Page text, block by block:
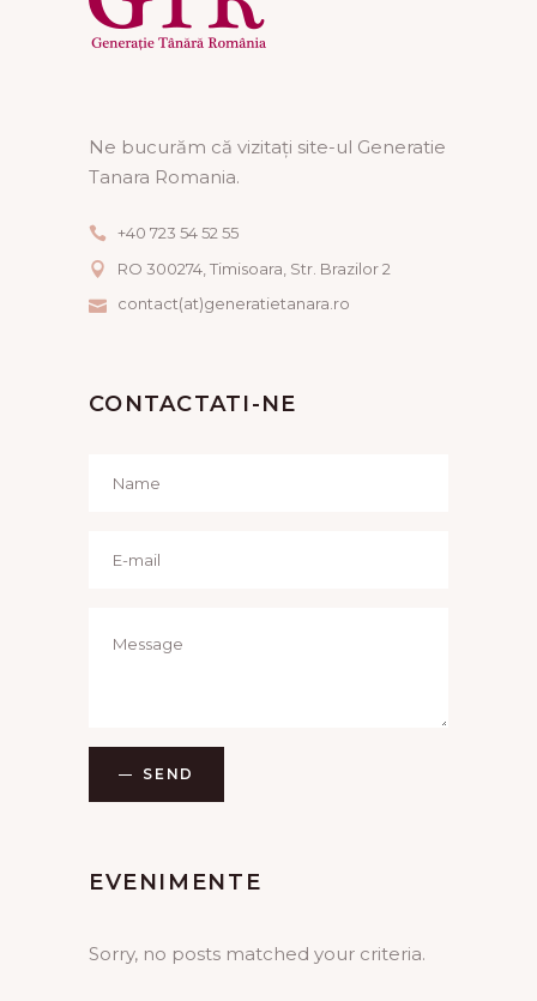
Ne bucurăm că vizitați site-ul Generatie
Tanara Romania.
+40 723 54 52 55
RO 300274, Timisoara, Str. Brazilor 2
contact(at)generatietanara.ro
CONTACTATI-NE
SEND
EVENIMENTE
Sorry, no posts matched your criteria.